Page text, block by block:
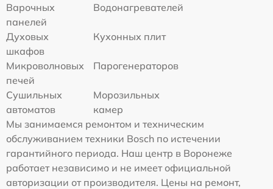
Варочных
панелей
Водонагревателей
Духовых
шкафов
Кухонных плит
Микроволновых
печей
Парогенераторов
Сушильных
автоматов
Морозильных
камер
Мы занимаемся ремонтом и техническим
обслуживанием техники Bosch по истечении
гарантийного периода. Наш центр в Воронеже
работает независимо и не имеет официальной
авторизации от производителя. Цены на ремонт,